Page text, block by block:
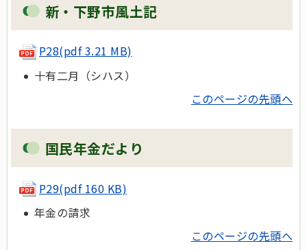
新・下野市風土記
P28(pdf 3.21 MB)
十有二月（シハス）
このページの先頭へ
国民年金だより
P29(pdf 160 KB)
年金の請求
このページの先頭へ